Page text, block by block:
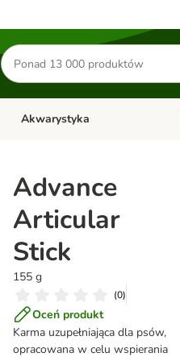
Szukaj
produktów
Otwórz menu kategorii: Małe
Akwarystyka
Advance
Articular
Stick
155 g
(0)
Oceń produkt
Karma uzupełniająca dla psów,
opracowana w celu wspierania